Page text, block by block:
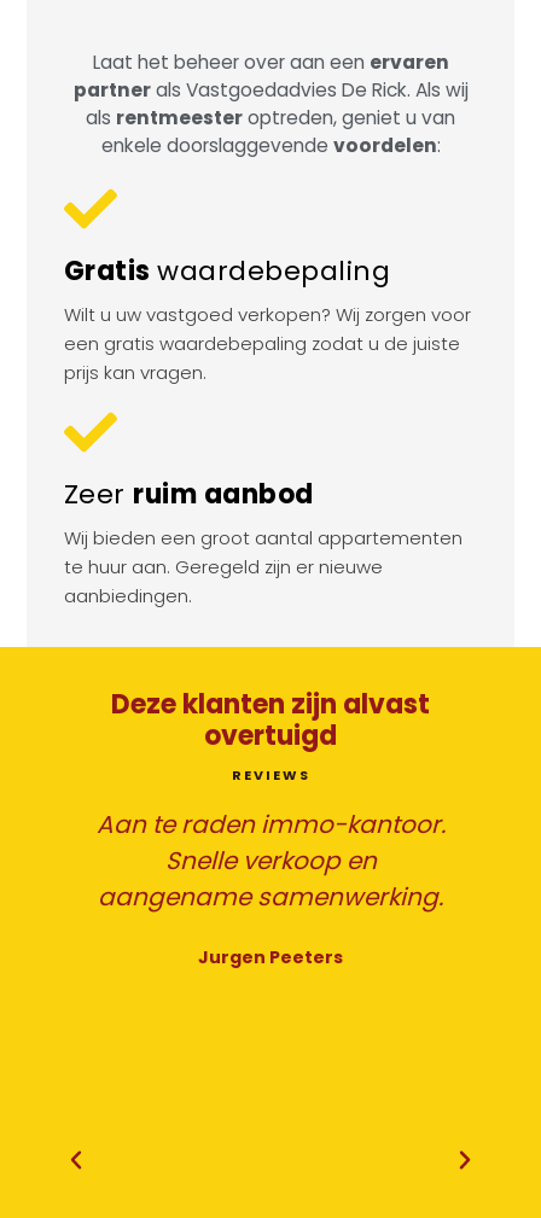
Laat het beheer over aan een ervaren
partnerals Vastgoedadvies De Rick. Als wij
als rentmeesteroptreden, geniet u van
enkele doorslaggevende voordelen:
Gratiswaardebepaling
Wilt u uw vastgoed verkopen? Wij zorgen voor
een gratis waardebepaling zodat u de juiste
prijs kan vragen.
Zeer ruim aanbod
Wij bieden een groot aantal appartementen
te huur aan. Geregeld zijn er nieuwe
aanbiedingen.
Deze klanten zijn alvast
overtuigd
REVIEWS
Aan te raden immo-kantoor.
Snelle verkoop en
aangename samenwerking.
Jurgen Peeters